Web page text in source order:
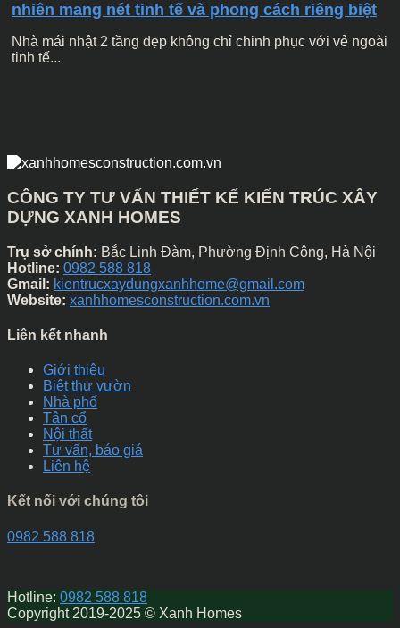
nhiên mang nét tinh tế và phong cách riêng biệt
Nhà mái nhật 2 tầng đẹp không chỉ chinh phục với vẻ ngoài
tinh tế...
CÔNG TY TƯ VẤN THIẾT KẾ KIẾN TRÚC XÂY
DỰNG XANH HOMES
Trụ sở chính: Bắc Linh Đàm, Phường Định Công, Hà Nội
Hotline: 0982 588 818
Gmail: kientrucxaydungxanhhome@gmail.com
Website: xanhhomesconstruction.com.vn
Liên kết nhanh
Giới thiệu
Biệt thự vườn
Nhà phố
Tân cổ
Nội thất
Tư vấn, báo giá
Liên hệ
Kết nối với chúng tôi
0982 588 818
Hotline: 0982 588 818
Copyright 2019-2025 © Xanh Homes